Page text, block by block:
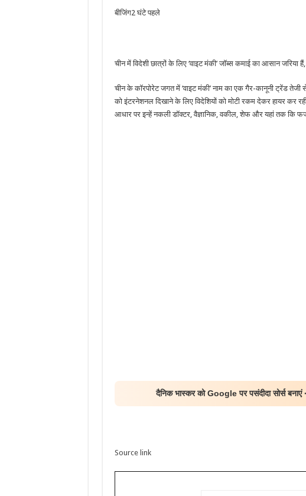
बीजिंग2 घंटे पहले
चीन में विदेशी छात्रों के लिए ‘वाइट मंकी’ जॉब्स कमाई का आसान
चीन के कॉरपोरेट जगत में ‘वाइट मंकी’ नाम का एक गैर-कानूनी ट्रेंड
को इंटरनेशनल दिखाने के लिए विदेशियों को मोटी रकम देकर हायर कर
आधार पर इन्हें नकली डॉक्टर, वैज्ञानिक, वकील, शेफ और यहां तक कि
दैनिक भास्कर को Google पर पसंदीदा सोर्स
Source link